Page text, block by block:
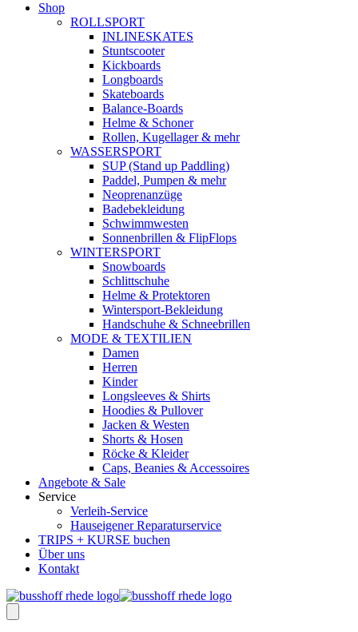
Shop
ROLLSPORT
INLINESKATES
Stuntscooter
Kickboards
Longboards
Skateboards
Balance-Boards
Helme & Schoner
Rollen, Kugellager & mehr
WASSERSPORT
SUP (Stand up Paddling)
Paddel, Pumpen & mehr
Neoprenanzüge
Badebekleidung
Schwimmwesten
Sonnenbrillen & FlipFlops
WINTERSPORT
Snowboards
Schlittschuhe
Helme & Protektoren
Wintersport-Bekleidung
Handschuhe & Schneebrillen
MODE & TEXTILIEN
Damen
Herren
Kinder
Longsleeves & Shirts
Hoodies & Pullover
Jacken & Westen
Shorts & Hosen
Röcke & Kleider
Caps, Beanies & Accessoires
Angebote & Sale
Service
Verleih-Service
Hauseigener Reparaturservice
TRIPS + KURSE buchen
Über uns
Kontakt